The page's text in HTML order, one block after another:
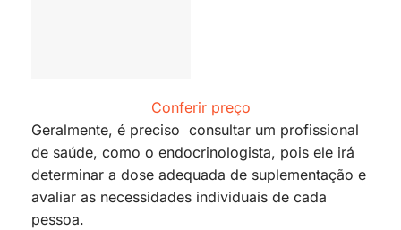
Conferir preço
Geralmente, é preciso consultar um profissional
de saúde, como o endocrinologista, pois ele irá
determinar a dose adequada de suplementação e
avaliar as necessidades individuais de cada
pessoa.